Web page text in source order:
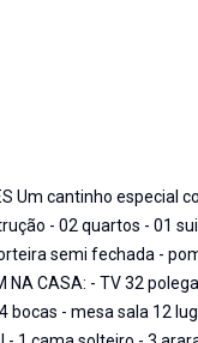
Um cantinho especial
- 02 quartos - 01
semi fechada -
NA CASA: - TV 32
bocas - mesa sala 12